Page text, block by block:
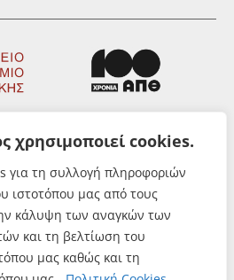
χρησιμοποιεί cookies.
για τη συλλογή πληροφοριών
ιστοτόπου μας από τους
κάλυψη των αναγκών των
και τη βελτίωση του
μας καθώς και τη